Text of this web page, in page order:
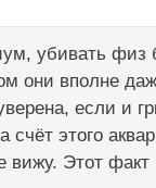
убивать
они вполне
если и
этого
Этот факт